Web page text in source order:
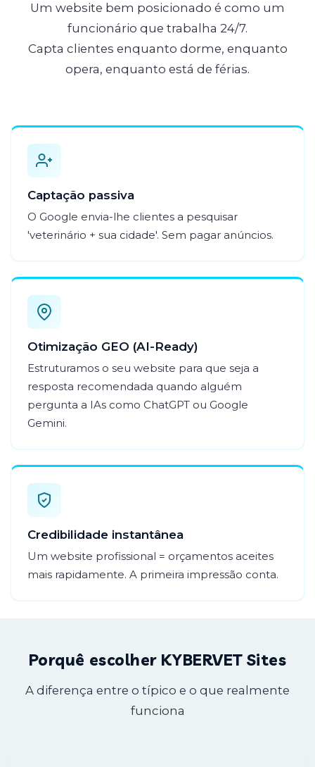
Um website bem posicionado é como um
funcionário que trabalha 24/7.
Capta clientes enquanto dorme, enquanto
opera, enquanto está de férias.
Captação passiva
O Google envia-lhe clientes a pesquisar
'veterinário + sua cidade'. Sem pagar anúncios.
Otimização GEO (AI-Ready)
Estruturamos o seu website para que seja a
resposta recomendada quando alguém
pergunta a IAs como ChatGPT ou Google
Gemini.
Credibilidade instantânea
Um website profissional = orçamentos aceites
mais rapidamente. A primeira impressão conta.
Porquê escolher KYBERVET Sites
A diferença entre o típico e o que realmente
funciona